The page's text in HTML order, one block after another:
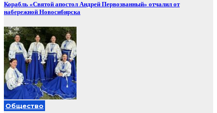
Корабль «Святой апостол Андрей Первозванный» отчалил от
набережной Новосибирска
Общество